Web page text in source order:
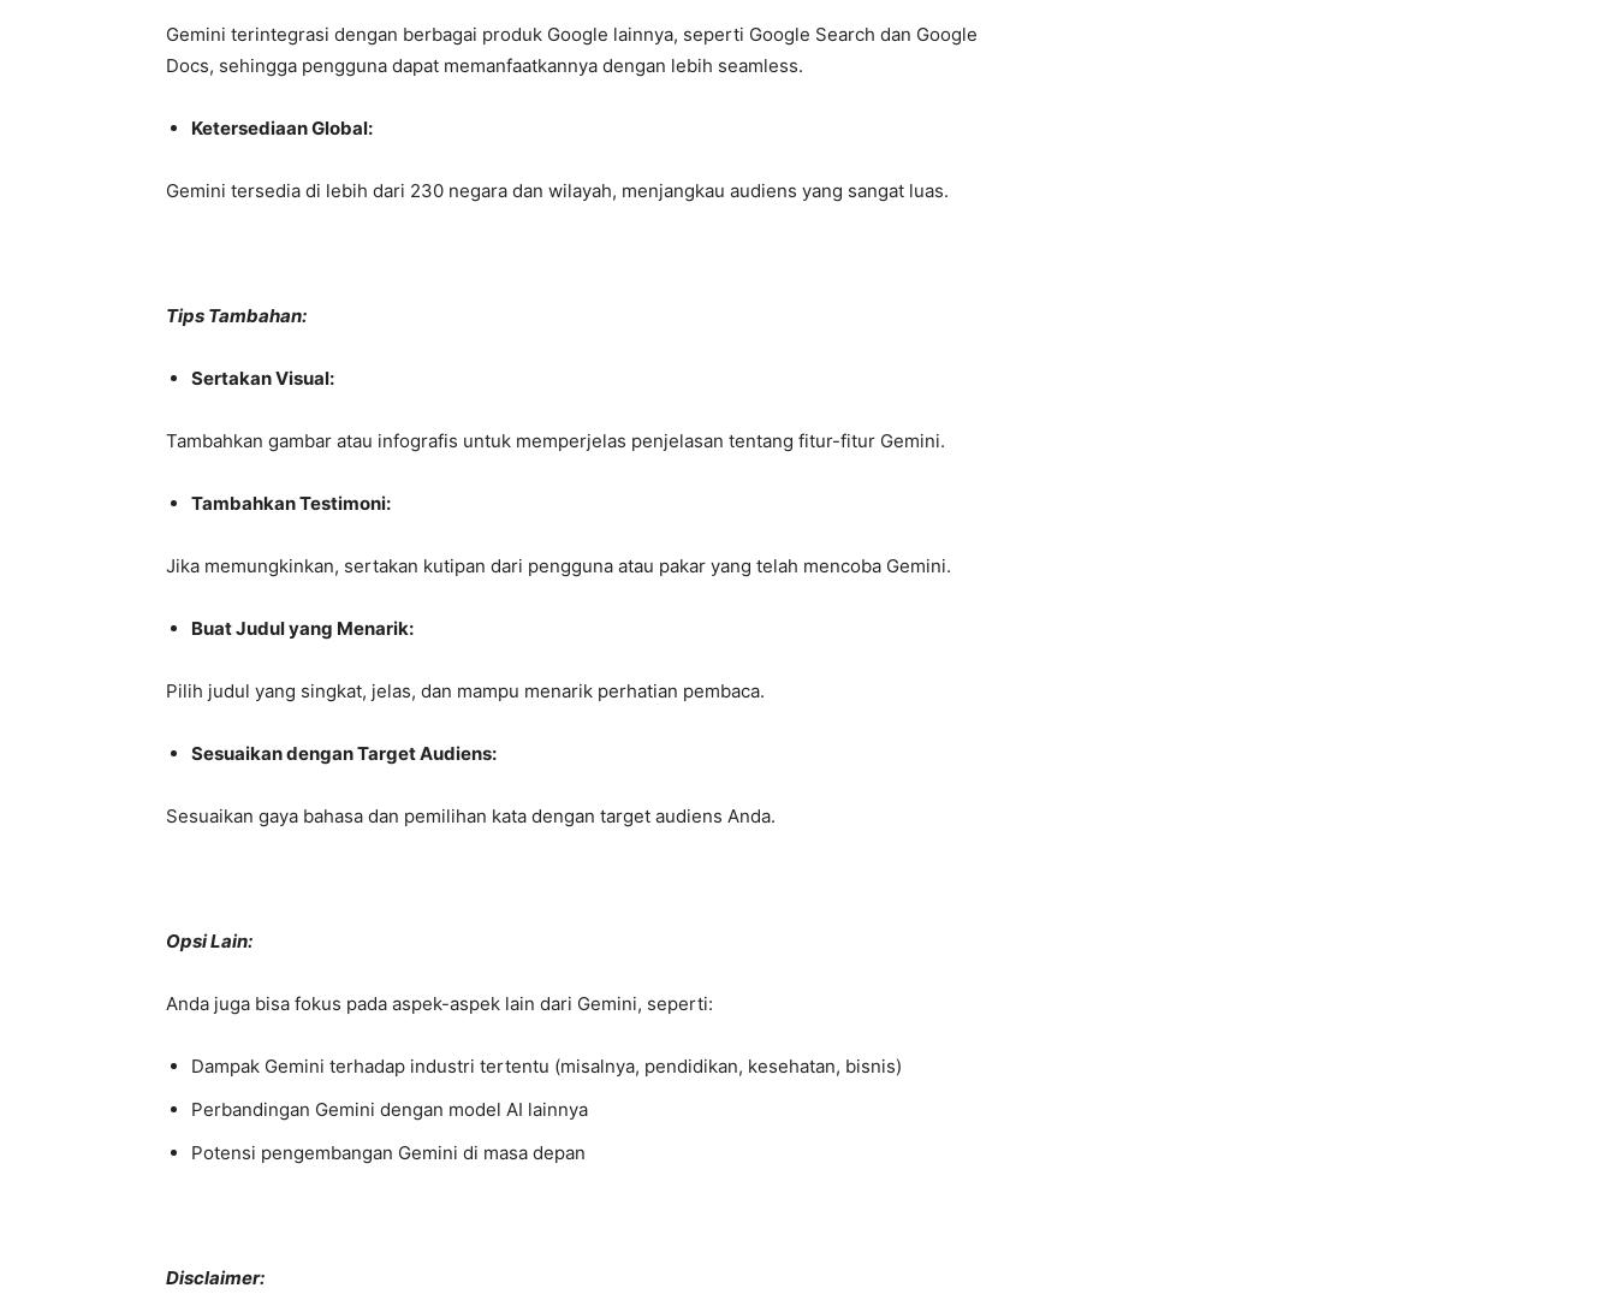
Gemini terintegrasi dengan berbagai produk Google lainnya, seperti Google Search dan Google
Docs, sehingga pengguna dapat memanfaatkannya dengan lebih seamless.
Ketersediaan Global:
Gemini tersedia di lebih dari 230 negara dan wilayah, menjangkau audiens yang sangat luas.
Tips Tambahan:
Sertakan Visual:
Tambahkan gambar atau infografis untuk memperjelas penjelasan tentang fitur-fitur Gemini.
Tambahkan Testimoni:
Jika memungkinkan, sertakan kutipan dari pengguna atau pakar yang telah mencoba Gemini.
Buat Judul yang Menarik:
Pilih judul yang singkat, jelas, dan mampu menarik perhatian pembaca.
Sesuaikan dengan Target Audiens:
Sesuaikan gaya bahasa dan pemilihan kata dengan target audiens Anda.
Opsi Lain:
Anda juga bisa fokus pada aspek-aspek lain dari Gemini, seperti:
Dampak Gemini terhadap industri tertentu (misalnya, pendidikan, kesehatan, bisnis)
Perbandingan Gemini dengan model AI lainnya
Potensi pengembangan Gemini di masa depan
Disclaimer: